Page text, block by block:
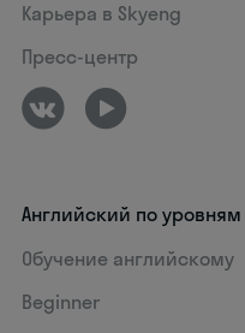
Карьера в Skyeng
Пресс-центр
Английский по уровням
Обучение английскому
Beginner